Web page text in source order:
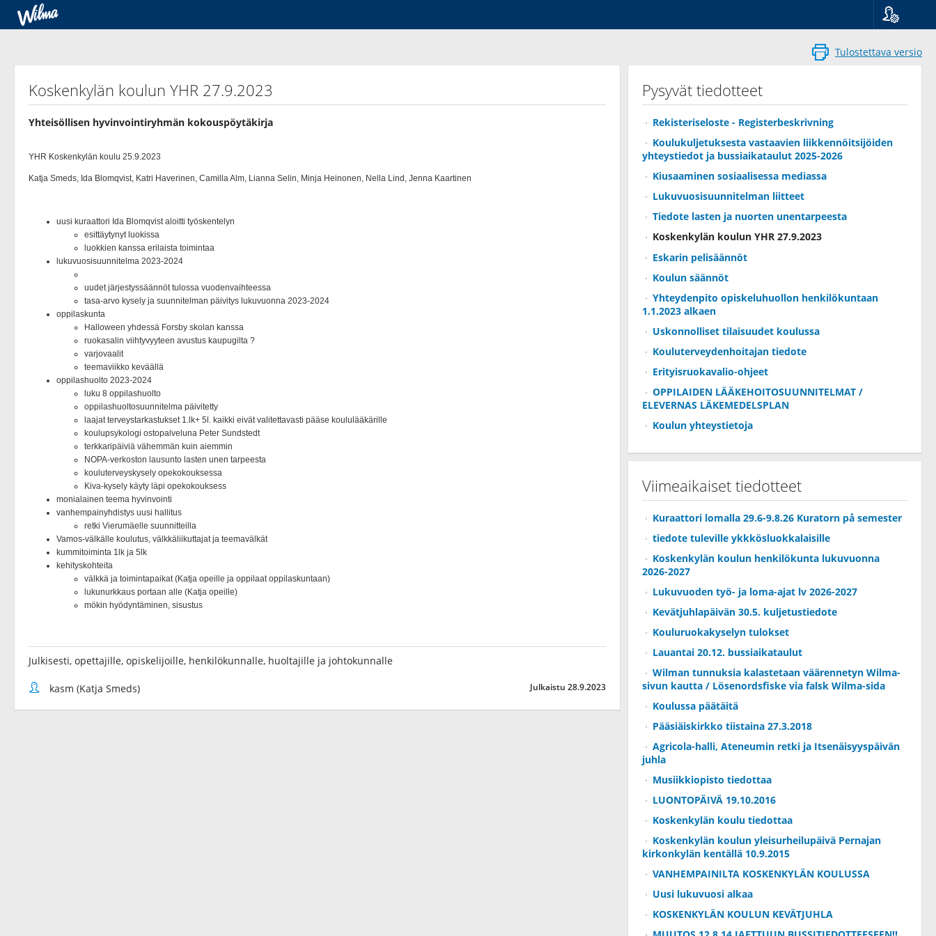
Suomi
Svenska
Koskenkylän koulun YHR 27.9.2023
Yhteisöllisen hyvinvointiryhmän kokouspöytäkirja
Julkisesti, opettajille, opiskelijoille, henkilökunnalle, huoltajille ja johtokunnalle
kasm (Katja Smeds) Julkaistu 28.9.2023
Tulostettava versio
Pysyvät tiedotteet
Rekisteriseloste - Registerbeskrivning
Koulukuljetuksesta vastaavien liikkennöitsijöiden
yhteystiedot ja bussiaikataulut 2025-2026
Kiusaaminen sosiaalisessa mediassa
Lukuvuosisuunnitelman liitteet
Tiedote lasten ja nuorten unentarpeesta
Koskenkylän koulun YHR 27.9.2023
Eskarin pelisäännöt
Koulun säännöt
Yhteydenpito opiskeluhuollon henkilökuntaan
1.1.2023 alkaen
Uskonnolliset tilaisuudet koulussa
Kouluterveydenhoitajan tiedote
Erityisruokavalio-ohjeet
OPPILAIDEN LÄÄKEHOITOSUUNNITELMAT /
ELEVERNAS LÄKEMEDELSPLAN
Koulun yhteystietoja
Viimeaikaiset tiedotteet
Kuraattori lomalla 29.6-9.8.26 Kuratorn på semester
tiedote tuleville ykkkösluokkalaisille
Koskenkylän koulun henkilökunta lukuvuonna
2026-2027
Lukuvuoden työ- ja loma-ajat lv 2026-2027
Kevätjuhlapäivän 30.5. kuljetustiedote
Kouluruokakyselyn tulokset
Lauantai 20.12. bussiaikataulut
Wilman tunnuksia kalastetaan väärennetyn Wilma-
sivun kautta / Lösenordsfiske via falsk Wilma-sida
Koulussa päätäitä
Pääsiäiskirkko tiistaina 27.3.2018
Agricola-halli, Ateneumin retki ja Itsenäisyyspäivän
juhla
Musiikkiopisto tiedottaa
LUONTOPÄIVÄ 19.10.2016
Koskenkylän koulu tiedottaa
Koskenkylän koulun yleisurheilupäivä Pernajan
kirkonkylän kentällä 10.9.2015
VANHEMPAINILTA KOSKENKYLÄN KOULUSSA
Uusi lukuvuosi alkaa
KOSKENKYLÄN KOULUN KEVÄTJUHLA